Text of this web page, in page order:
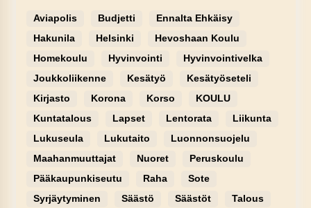
Aviapolis Budjetti
Ennalta Ehkäisy
Hakunila
Helsinki
Hevoshaan Koulu
Homekoulu
Hyvinvointi
Hyvinvointivelka
Joukkoliikenne
Kesätyö
Kesätyöseteli
Kirjasto
Korona Korso
KOULU
Kuntatalous
Lapset Lentorata
Liikunta
Lukuseula
Lukutaito
Luonnonsuojelu
Maahanmuuttajat
Nuoret
Peruskoulu
Pääkaupunkiseutu
Raha
Sote
Syrjäytyminen
Säästö Säästöt
Talous